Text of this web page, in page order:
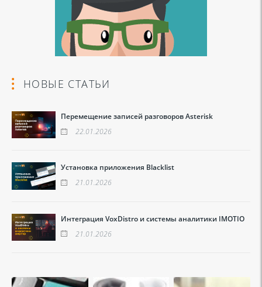
НОВЫЕ СТАТЬИ
Перемещение записей разговоров Asterisk
22.01.2026
Установка приложения Blacklist
21.01.2026
Интеграция VoxDistro и системы аналитики IMOTIO
21.01.2026